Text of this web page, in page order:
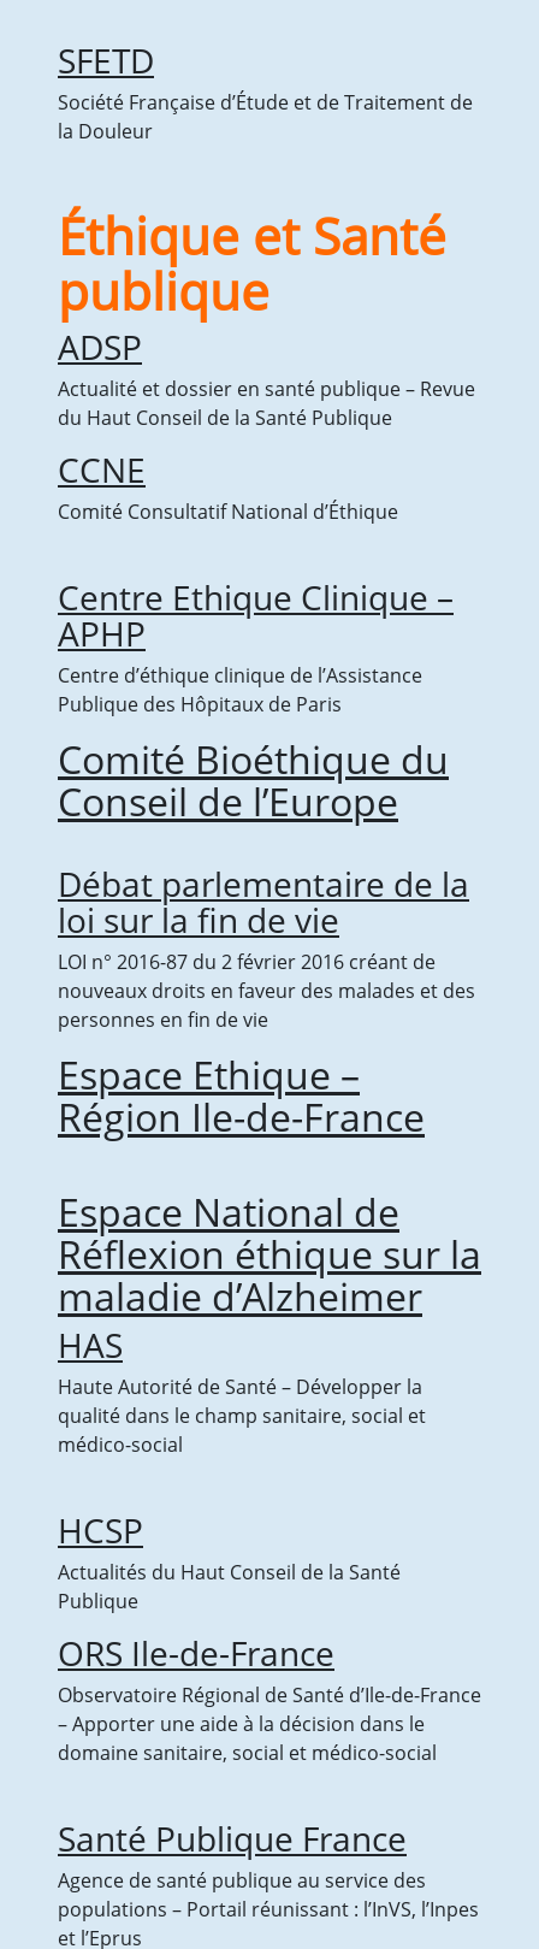
SFETD
Société Française d’Étude et de Traitement de
la Douleur
Éthique et Santé
publique
ADSP
Actualité et dossier en santé publique – Revue
du Haut Conseil de la Santé Publique
CCNE
Comité Consultatif National d’Éthique
Centre Ethique Clinique –
APHP
Centre d’éthique clinique de l’Assistance
Publique des Hôpitaux de Paris
Comité Bioéthique du
Conseil de l’Europe
Débat parlementaire de la
loi sur la fin de vie
LOI n° 2016-87 du 2 février 2016 créant de
nouveaux droits en faveur des malades et des
personnes en fin de vie
Espace Ethique –
Région Ile-de-France
Espace National de
Réflexion éthique sur la
maladie d’Alzheimer
HAS
Haute Autorité de Santé – Développer la
qualité dans le champ sanitaire, social et
médico-social
HCSP
Actualités du Haut Conseil de la Santé
Publique
ORS Ile-de-France
Observatoire Régional de Santé d’Ile-de-France
– Apporter une aide à la décision dans le
domaine sanitaire, social et médico-social
Santé Publique France
Agence de santé publique au service des
populations – Portail réunissant : l’InVS, l’Inpes
et l’Eprus